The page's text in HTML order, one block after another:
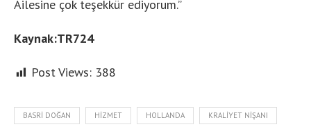
Ailesine çok teşekkür ediyorum.”
Kaynak:TR724
Post Views: 388
BASRI DOĞAN HIZMET HOLLANDA KRALIYET NIŞANI